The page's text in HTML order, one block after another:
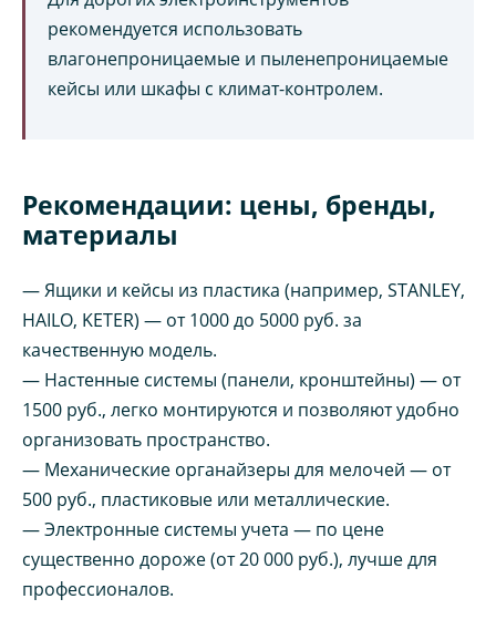
рекомендуется использовать
влагонепроницаемые и пыленепроницаемые
кейсы или шкафы с климат-контролем.
Рекомендации: цены, бренды,
материалы
— Ящики и кейсы из пластика (например, STANLEY,
HAILO, KETER) — от 1000 до 5000 руб. за
качественную модель.
— Настенные системы (панели, кронштейны) — от
1500 руб., легко монтируются и позволяют удобно
организовать пространство.
— Механические органайзеры для мелочей — от
500 руб., пластиковые или металлические.
— Электронные системы учета — по цене
существенно дороже (от 20 000 руб.), лучше для
профессионалов.